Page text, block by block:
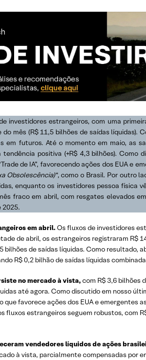
investidores estrangeiros, com uma
mês (R$ 11,5 bilhões de saídas
em futuros. Até o momento em maio, as
positiva (+R$ 4,3 bilhões). Como
de IA”, favorecendo ações dos EUA e
Obsolescência)“, como o Brasil. Por outro
enquanto os investidores pessoa física
fraco em abril, com resgates elevados
2025.
em abril.Os fluxos de investidores
de abril, os estrangeiros registraram R$
bilhões de saídas líquidas. Como resultado,
R$ 0,2 bilhão de saídas líquidas
no mercado à vista,com R$ 3,6 bilhões
até agora. Como discutido em nosso
que favorece ações dos EUA e emergentes
fluxos estrangeiros seguem robustos, com
vendedores líquidos de ações
à vista, parcialmente compensadas por